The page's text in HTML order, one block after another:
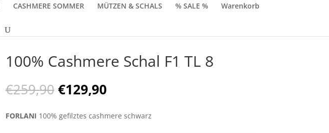
CASHMERE SOMMER MÜTZEN & SCHALS % SALE % Warenkorb
100% Cashmere Schal F1 TL 8
€259,90 Ursprünglicher
Preis
war:
€259,90
€129,90Aktueller
ist:
€129,90.
FORLANI 100% gefilztes cashmere schwarz